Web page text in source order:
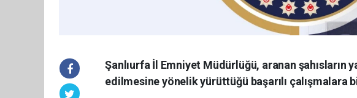
Şanlıurfa İl Emniyet Müdürlüğü, aranan şahısların
edilmesine yönelik yürüttüğü başarılı çalışmalara